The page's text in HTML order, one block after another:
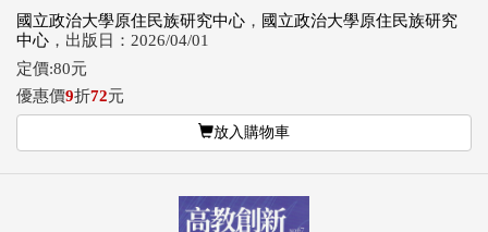
國立政治大學原住民族研究中心 ， 國立政治大學原住民族研究
中心 ，出版日：2026/04/01
定價:80元
優惠價9折72元
放入購物車